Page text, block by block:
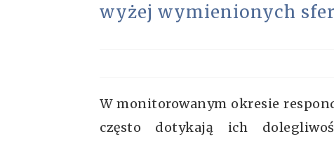
wyżej wymienionych
W monitorowanym okresie
często dotykają ich